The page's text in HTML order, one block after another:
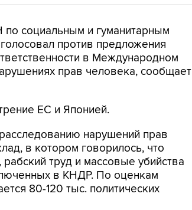
по социальным и гуманитарным
против предложения
в Международном
прав человека, сообщает
ЕС и Японией.
нарушений прав
в котором говорилось, что
труд и массовые убийства
в КНДР. По оценкам
80-120 тыс. политических